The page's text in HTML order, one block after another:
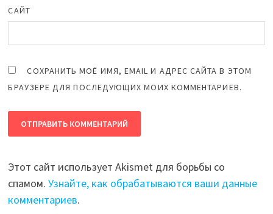
САЙТ
СОХРАНИТЬ МОЁ ИМЯ, EMAIL И АДРЕС САЙТА В ЭТОМ
БРАУЗЕРЕ ДЛЯ ПОСЛЕДУЮЩИХ МОИХ КОММЕНТАРИЕВ.
Этот сайт использует Akismet для борьбы со
спамом.Узнайте, как обрабатываются ваши данные
комментариев.